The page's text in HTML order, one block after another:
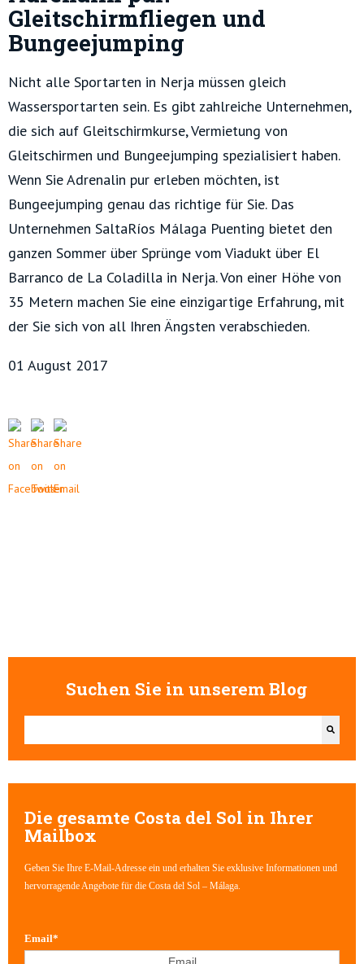
Gleitschirmfliegen und
Bungeejumping
Nicht alle Sportarten in Nerja müssen gleich
Wassersportarten sein. Es gibt zahlreiche Unternehmen,
die sich auf Gleitschirmkurse, Vermietung von
Gleitschirmen und Bungeejumping spezialisiert haben.
Wenn Sie Adrenalin pur erleben möchten, ist
Bungeejumping genau das richtige für Sie. Das
Unternehmen SaltaRíos Málaga Puenting bietet den
ganzen Sommer über Sprünge vom Viadukt über El
Barranco de La Coladilla in Nerja. Von einer Höhe von
35 Metern machen Sie eine einzigartige Erfahrung, mit
der Sie sich von all Ihren Ängsten verabschieden.
01 August 2017
Suchen Sie in unserem Blog
Dies ist ein Suchfeld mit einer automatischen Vorschlagsfunktion.
Die gesamte Costa del Sol in Ihrer
Mailbox
Geben Sie Ihre E-Mail-Adresse ein und erhalten Sie exklusive Informationen und
hervorragende Angebote für die Costa del Sol – Málaga.
Email*